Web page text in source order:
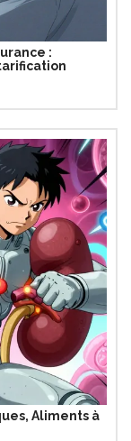
:
Aliments à